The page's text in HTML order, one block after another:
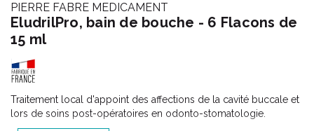
PIERRE FABRE MEDICAMENT
EludrilPro, bain de bouche - 6 Flacons de
15 ml
Traitement local d'appoint des affections de la cavité buccale et
lors de soins post-opératoires en odonto-stomatologie.